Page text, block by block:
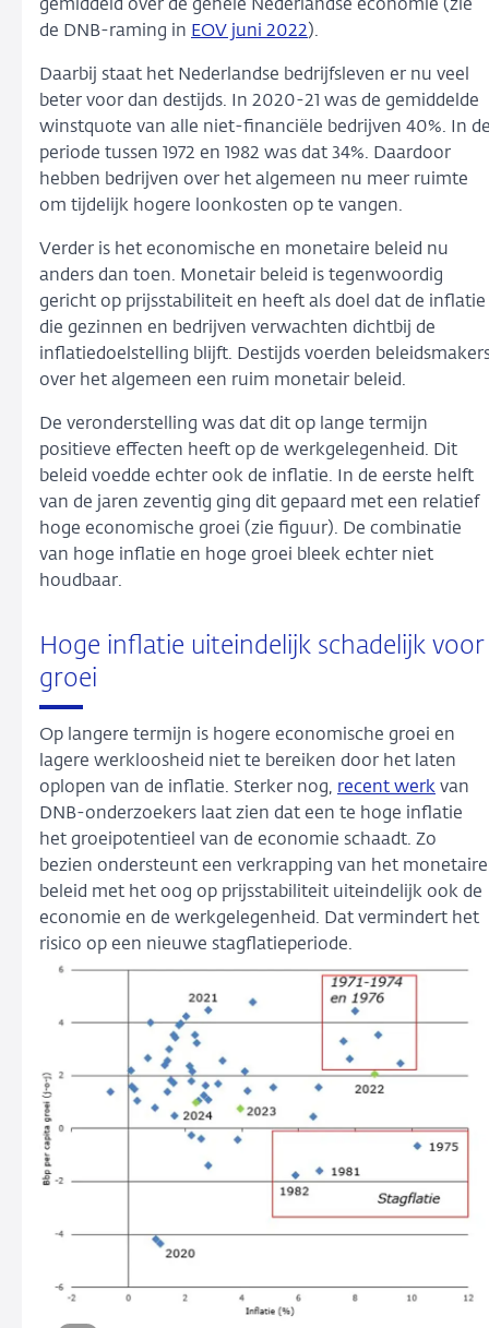
gemiddeld over de gehele Nederlandse economie (zie
de DNB-raming in EOV juni 2022).
Daarbij staat het Nederlandse bedrijfsleven er nu veel
beter voor dan destijds. In 2020-21 was de gemiddelde
winstquote van alle niet-financiële bedrijven 40%. In
periode tussen 1972 en 1982 was dat 34%. Daardoor
hebben bedrijven over het algemeen nu meer ruimte
om tijdelijk hogere loonkosten op te vangen.
Verder is het economische en monetaire beleid nu
anders dan toen. Monetair beleid is tegenwoordig
gericht op prijsstabiliteit en heeft als doel dat de inflatie
die gezinnen en bedrijven verwachten dichtbij de
inflatiedoelstelling blijft. Destijds voerden
over het algemeen een ruim monetair beleid.
De veronderstelling was dat dit op lange termijn
positieve effecten heeft op de werkgelegenheid. Dit
beleid voedde echter ook de inflatie. In de eerste helft
van de jaren zeventig ging dit gepaard met een relatief
hoge economische groei (zie figuur). De combinatie
van hoge inflatie en hoge groei bleek echter niet
houdbaar.
Hoge inflatie uiteindelijk schadelijk voor
groei
Op langere termijn is hogere economische groei en
lagere werkloosheid niet te bereiken door het laten
oplopen van de inflatie. Sterker nog, recent werk van
DNB-onderzoekers laat zien dat een te hoge inflatie
het groeipotentieel van de economie schaadt. Zo
bezien ondersteunt een verkrapping van het monetaire
beleid met het oog op prijsstabiliteit uiteindelijk ook de
economie en de werkgelegenheid. Dat vermindert het
risico op een nieuwe stagflatieperiode.